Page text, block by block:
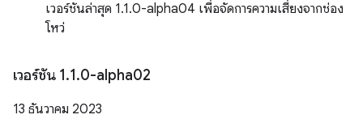
เวอร์ชันล่าสุด 1.1.0-alpha04 เพื่อจัดการความเสี่ยงจากช่อง
โหว่
เวอร์ชัน 1.1.0-alpha02
13 ธันวาคม 2023